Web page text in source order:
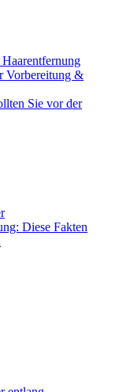
Vorbereitung &
Sie vor der
Diese Fakten